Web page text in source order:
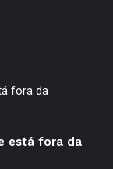
está fora da